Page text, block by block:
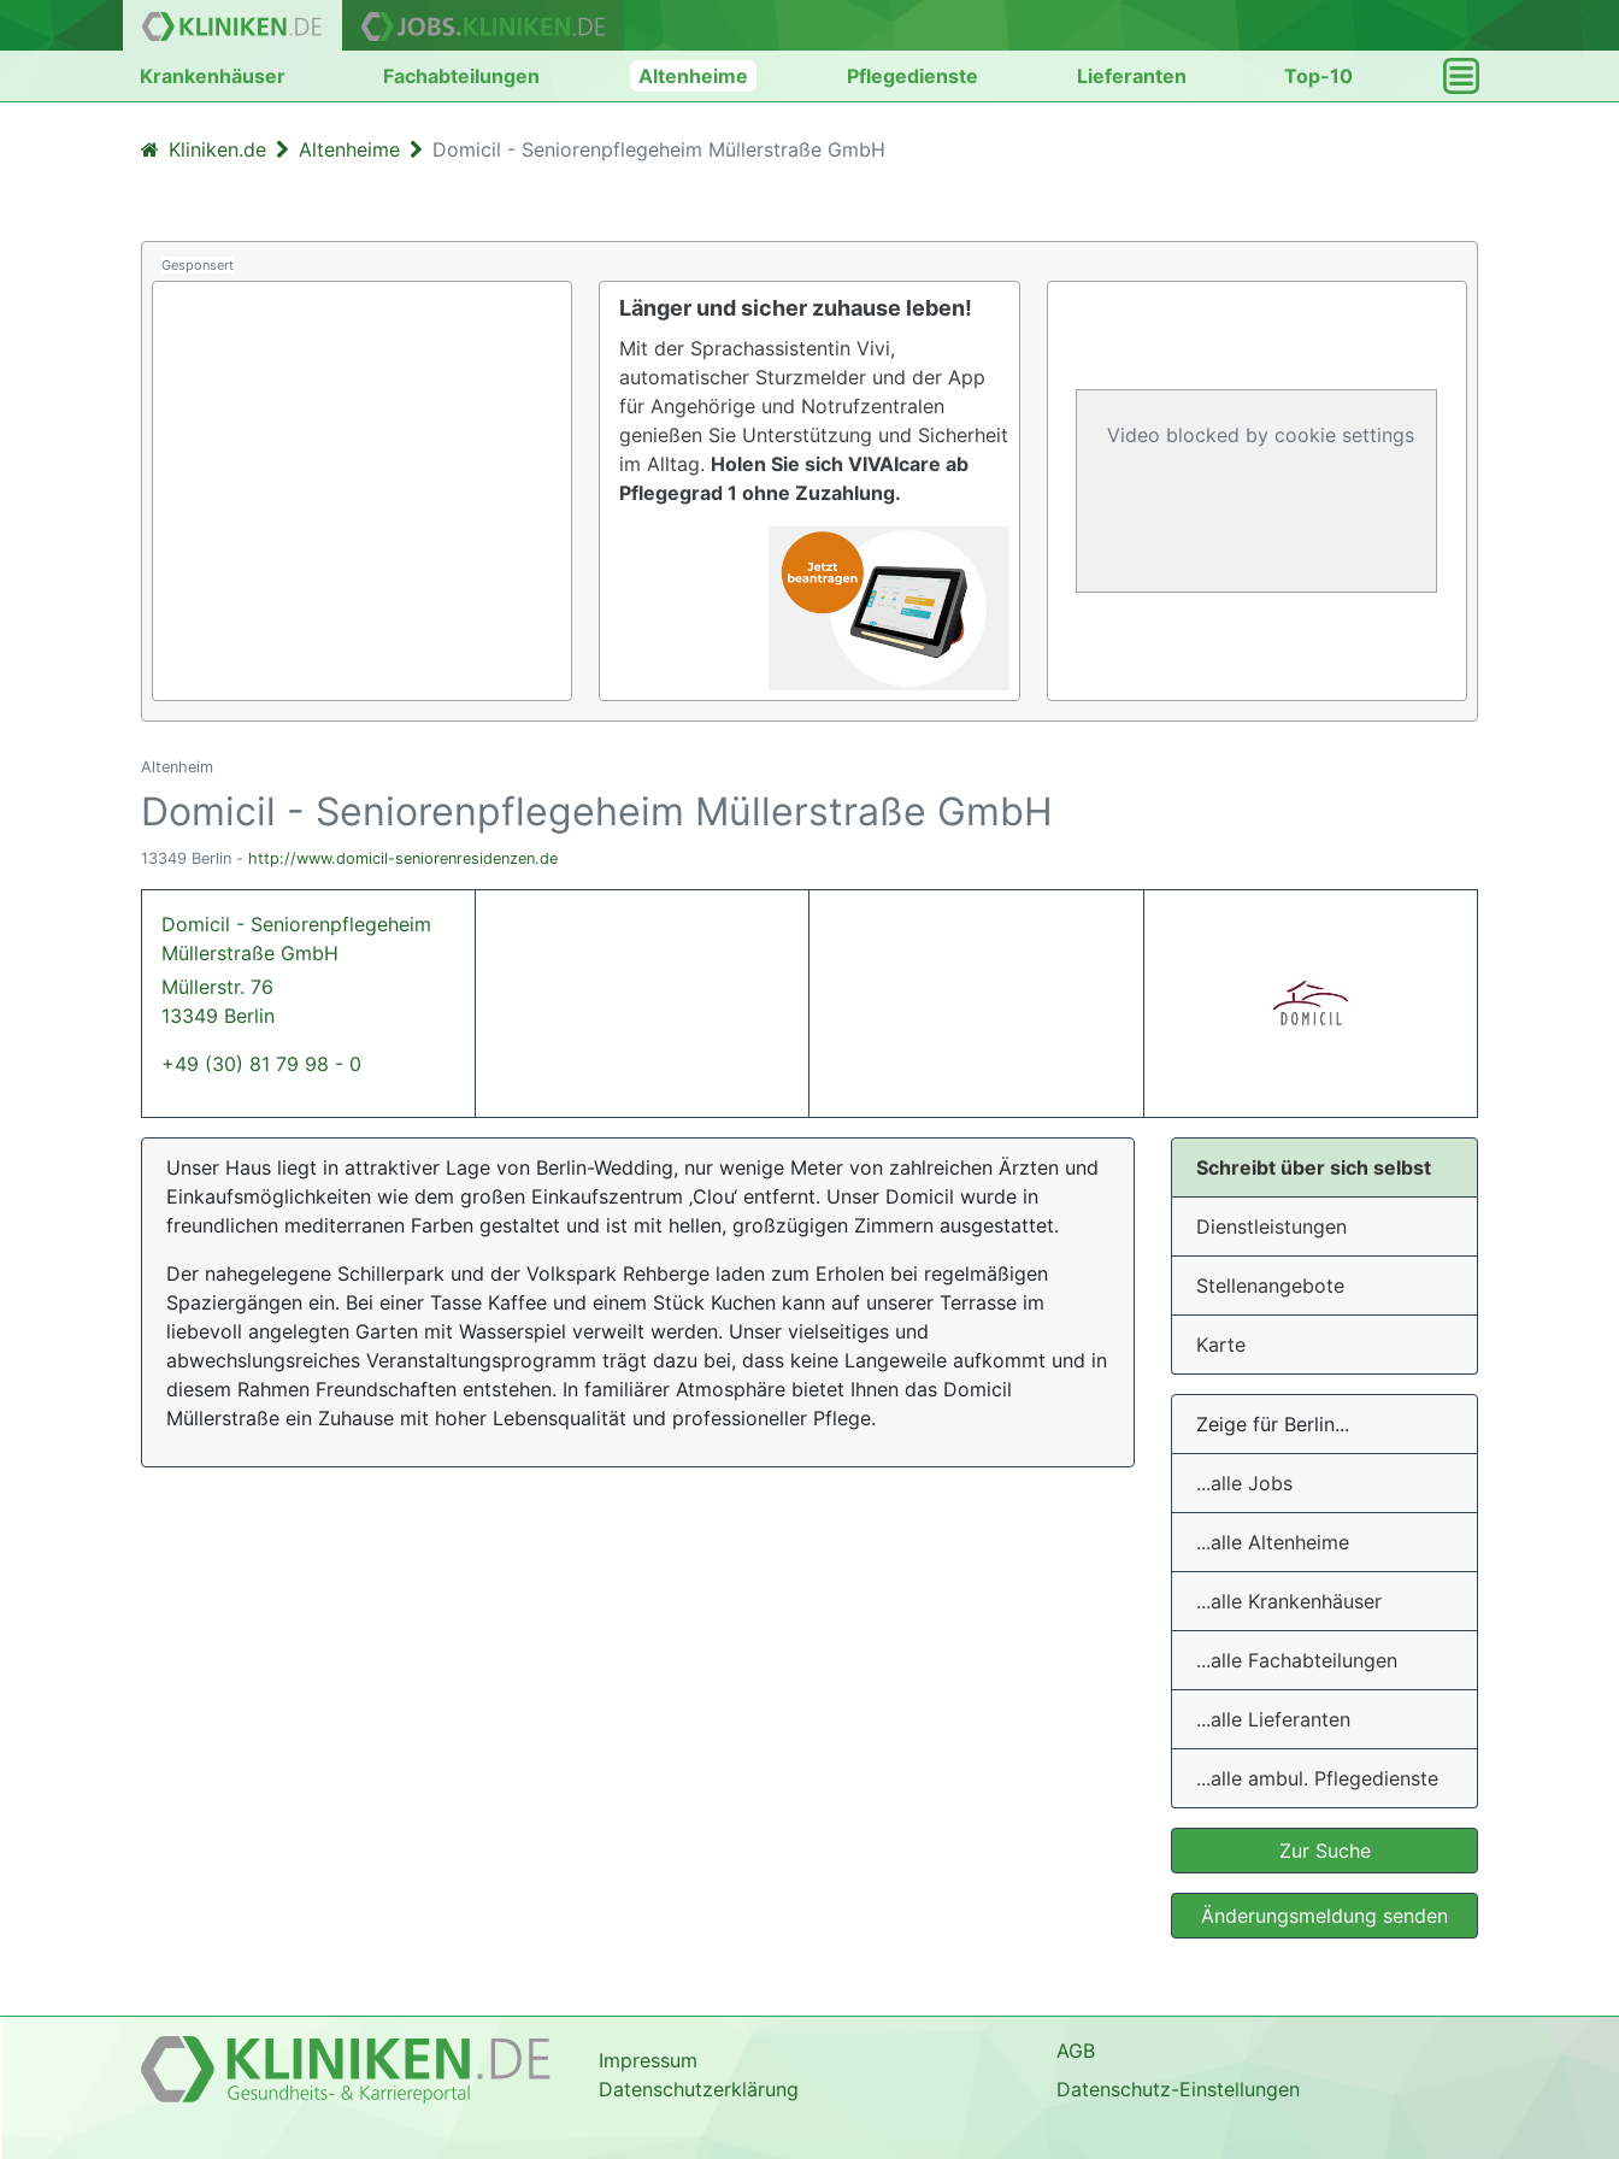
Krankenhäuser Fachabteilungen Altenheime Pflegedienste Lieferanten Top-10
Kliniken.de Altenheime Domicil - Seniorenpflegeheim Müllerstraße GmbH
Gesponsert
Länger und sicher zuhause leben!
Mit der Sprachassistentin Vivi,
automatischer Sturzmelder und der App
für Angehörige und Notrufzentralen
genießen Sie Unterstützung und Sicherheit
im Alltag. Holen Sie sich VIVAIcare ab
Pflegegrad 1 ohne Zuzahlung.
Video blocked by cookie settings
Altenheim
Domicil - Seniorenpflegeheim Müllerstraße GmbH
13349 Berlin - http://www.domicil-seniorenresidenzen.de
Domicil - Seniorenpflegeheim
Müllerstraße GmbH
Müllerstr. 76
13349 Berlin
+49 (30) 81 79 98 - 0
Unser Haus liegt in attraktiver Lage von Berlin-Wedding, nur wenige Meter von zahlreichen Ärzten und
Einkaufsmöglichkeiten wie dem großen Einkaufszentrum ‚Clou‘ entfernt. Unser Domicil wurde in
freundlichen mediterranen Farben gestaltet und ist mit hellen, großzügigen Zimmern ausgestattet.
Der nahegelegene Schillerpark und der Volkspark Rehberge laden zum Erholen bei regelmäßigen
Spaziergängen ein. Bei einer Tasse Kaffee und einem Stück Kuchen kann auf unserer Terrasse im
liebevoll angelegten Garten mit Wasserspiel verweilt werden. Unser vielseitiges und
abwechslungsreiches Veranstaltungsprogramm trägt dazu bei, dass keine Langeweile aufkommt und in
diesem Rahmen Freundschaften entstehen. In familiärer Atmosphäre bietet Ihnen das Domicil
Müllerstraße ein Zuhause mit hoher Lebensqualität und professioneller Pflege.
Schreibt über sich selbst
Dienstleistungen
Stellenangebote
Karte
Zeige für Berlin...
...alle Jobs
...alle Altenheime
...alle Krankenhäuser
...alle Fachabteilungen
...alle Lieferanten
...alle ambul. Pflegedienste
Zur Suche
Änderungsmeldung senden
Impressum
Datenschutzerklärung
AGB
Datenschutz-Einstellungen